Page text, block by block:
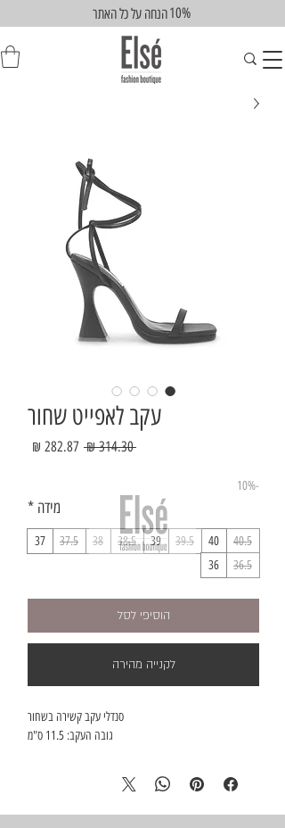
הנחה על כל האתר10%
עקב לאפייט שחור
‏314.30 ‏₪
מחיר
-10%
מידה *
40.5
40
39.5
39
38.5
38
37.5
37
36.5
36
הוסיפי לסל
לקנייה מהירה
סנדלי עקב קשירה בשחור
גובה העקב: 11.5 ס"מ